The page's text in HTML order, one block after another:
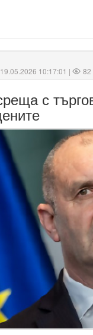
10:17:01 | 82
с